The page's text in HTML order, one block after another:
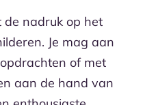
de nadruk op het
Je mag aan
of met
aan de hand van